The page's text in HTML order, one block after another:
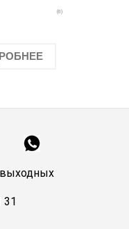
(0)
выходных
31